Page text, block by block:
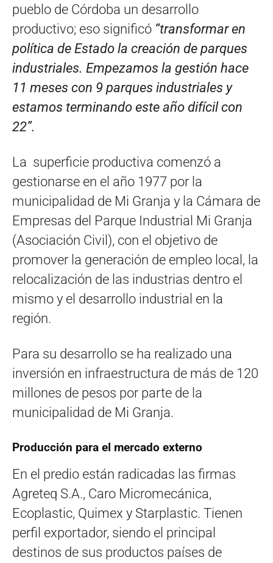
pueblo de Córdoba un desarrollo
productivo; eso significó “transformar en
política de Estado la creación de parques
industriales. Empezamos la gestión hace
11 meses con 9 parques industriales y
estamos terminando este año difícil con
22”.
La superficie productiva comenzó a
gestionarse en el año 1977 por la
municipalidad de Mi Granja y la Cámara de
Empresas del Parque Industrial Mi Granja
(Asociación Civil), con el objetivo de
promover la generación de empleo local, la
relocalización de las industrias dentro el
mismo y el desarrollo industrial en la
región.
Para su desarrollo se ha realizado una
inversión en infraestructura de más de 120
millones de pesos por parte de la
municipalidad de Mi Granja.
Producción para el mercado externo
En el predio están radicadas las firmas
Agreteq S.A., Caro Micromecánica,
Ecoplastic, Quimex y Starplastic. Tienen
perfil exportador, siendo el principal
destinos de sus productos países de